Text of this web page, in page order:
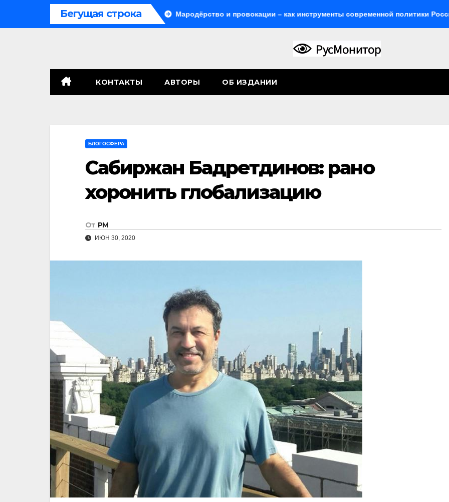
Бегущая строка
принимает по Грэму закон Мародёрство и провокации – как инструменты современной политики России
КОНТАКТЫ АВТОРЫ ОБ ИЗДАНИИ
БЛОГОСФЕРА
Сабиржан Бадретдинов: рано
хоронить глобализацию
От РМ
ИЮН 30, 2020